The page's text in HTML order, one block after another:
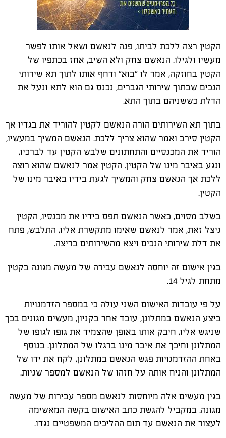
הקטין רצה ללכת לביתו, פנה לנאשם ושאל אותו לפשר
מעשיו ולגילו. הנאשם צחק ולא השיב, אחז בכתפיו של
הקטין בחוזקה, אמר לו "בוא" ודחף אותו לתוך תא שירותי
הנכים שבתוך שירותי הגברים, נכנס גם הוא לתא ונעל את
הדלת כששניהם בתוך התא.
בתוך תא השירותים הורה הנאשם לקטין להוריד את בגדיו אך
הקטין סירב ואמר שהוא צריך ללכת. הנאשם המשיך במעשיו,
הוריד את המכנסיים והתחתונים שלבש הקטין עד לברכיו,
ונגע באיבר מינו של הקטין. הקטין אמר לנאשם שהוא רוצה
ללכת אך הנאשם צחק והמשיך לגעת בידיו באיבר מינו של
הקטין.
בשלב מסוים, כאשר הנאשם תפס בידיו את מכנסיו, הקטין
ניצל זאת, אמר לנאשם שאימו מתקשרת אליו, התלבש, פתח
את דלת שירותי הנכים ויצא מהשירותים בריצה.
בגין אישום זה יוחסה לנאשם עבירה של מעשה מגונה בקטין
מתחת לגיל 14.
על פי עובדות האישום השני עולה כי במספר הזדמנויות
ביצע הנאשם במתלונן, עובד אחר בקניון, מעשים מגונים בכך
שניגש אליו, חיבק אותו באופן שהצמיד את גופו לגופו של
המתלונן וחיכך את איבר מינו ברגלו של המתלונן. בנוסף
באחת ההזדמנויות פגש הנאשם במתלונן, לקח את ידו של
המתלונן והניח אותה על חזהו של הנאשם למספר שניות.
בגין מעשים אלה מיוחסות לנאשם מספר עבירות של מעשה
מגונה. במקביל להגשת כתב האישום בקשה המאשימה
לעצור את הנאשם עד תום ההליכים המשפטיים נגדו.